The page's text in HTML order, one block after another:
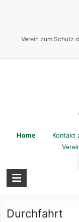
contentVerein zum Schutz
Pro
Gehege
Schutz
Home
Kontakt
Durchfahrt